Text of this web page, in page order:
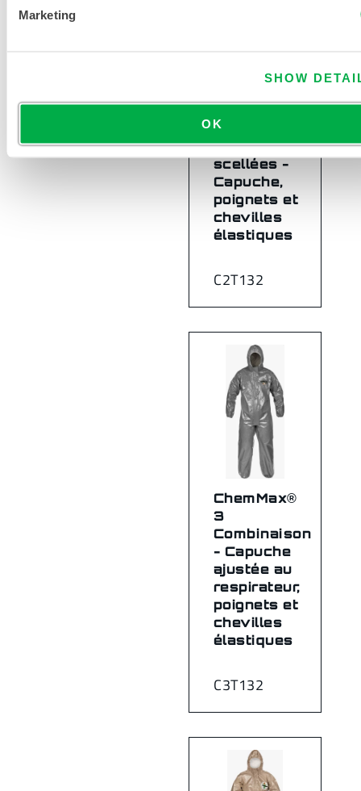
Marketing
SHOW
OK
C2T132
2
Combinaison
à coutures
scellées -
Capuche,
poignets et
chevilles
élastiques
C3T132
ChemMax®
3
Combinaison
- Capuche
ajustée au
respirateur,
poignets et
chevilles
élastiques